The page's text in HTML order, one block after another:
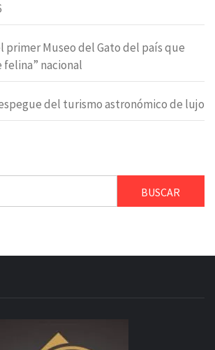
primer Museo del Gato del país que
nacional
del turismo astronómico de lujo